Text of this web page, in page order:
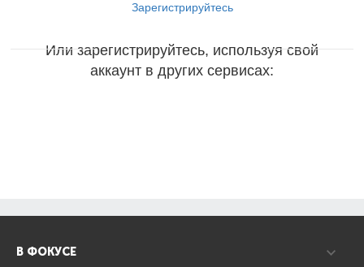
Зарегистрируйтесь
Или зарегистрируйтесь, используя свой
аккаунт в других сервисах:
В ФОКУСЕ